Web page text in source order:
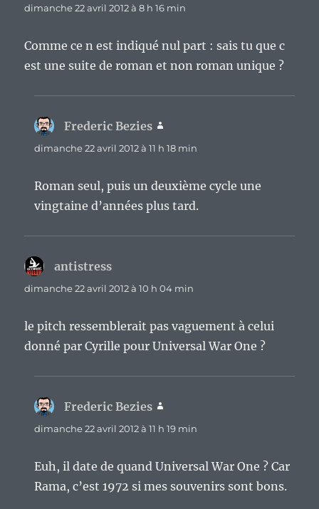
dimanche 22 avril 2012 à 8 h 16 min
Comme ce n est indiqué nul part : sais tu que c
est une suite de roman et non roman unique ?
Frederic Bezies
dimanche 22 avril 2012 à 11 h 18 min
Roman seul, puis un deuxième cycle une
vingtaine d’années plus tard.
antistress
dimanche 22 avril 2012 à 10 h 04 min
le pitch ressemblerait pas vaguement à celui
donné par Cyrille pour Universal War One ?
Frederic Bezies
dimanche 22 avril 2012 à 11 h 19 min
Euh, il date de quand Universal War One ? Car
Rama, c’est 1972 si mes souvenirs sont bons.